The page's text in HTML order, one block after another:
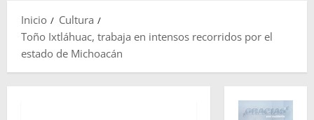
Inicio
Cultura
Toño Ixtláhuac, trabaja en intensos recorridos por el
estado de Michoacán